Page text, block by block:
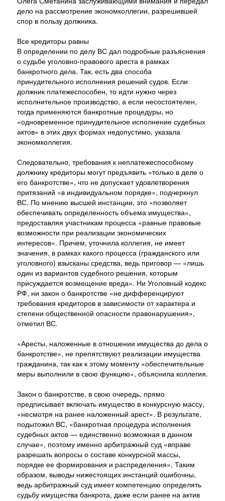
дело на рассмотрение экономколлегии, разрешившей
спор в пользу должника.
Все кредиторы равны
В определении по делу ВС дал подробные разъяснения
о судьбе уголовно-правового ареста в рамках
банкротного дела. Так, есть два способа
принудительного исполнения решений судов. Если
должник платежеспособен, то идти нужно через
исполнительное производство, а если несостоятелен,
тогда применяются банкротные процедуры, но
«одновременное принудительное исполнение судебных
актов» в этих двух формах недопустимо, указала
экономколлегия.
Следовательно, требования к неплатежеспособному
должнику кредиторы могут предъявить «только в деле о
его банкротстве», что не допускает удовлетворения
притязаний «в индивидуальном порядке», подчеркнул
ВС. По мнению высшей инстанции, это «позволяет
обеспечивать определенность объема имущества»,
предоставляя участникам процесса «равные правовые
возможности при реализации экономических
интересов». Причем, уточнила коллегия, не имеет
значения, в рамках какого процесса (гражданского или
уголовного) взысканы средства, ведь приговор — «лишь
один из вариантов судебного решения, которым
присуждается возмещение вреда». Ни Уголовный кодекс
РФ, ни закон о банкротстве «не дифференцируют
требования кредиторов в зависимости от характера и
степени общественной опасности правонарушения»,
отметил ВС.
«Аресты, наложенные в отношении имущества до дела о
банкротстве», не препятствуют реализации имущества
гражданина, так как к этому моменту «обеспечительные
меры выполнили в свою функцию», объяснила коллегия.
Закон о банкротстве, в свою очередь, прямо
предписывает включать имущество в конкурсную массу,
«несмотря на ранее наложенный арест». В результате,
подытожил ВС, «банкротная процедура исполнения
судебных актов — единственно возможная в данном
случае», поэтому именно арбитражный суд «вправе
разрешать вопросы о составе конкурсной массы,
порядке ее формирования и распределения». Таким
образом, выводы нижестоящих инстанций ошибочны,
ведь арбитражный суд имеет компетенцию определять
судьбу имущества банкрота, даже если ранее на актив